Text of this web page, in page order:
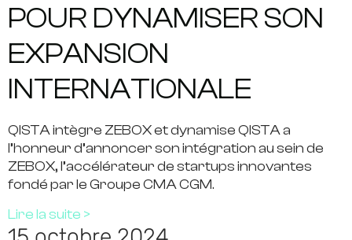
POUR DYNAMISER SON
EXPANSION
INTERNATIONALE
QISTA intègre ZEBOX et dynamise QISTA a
l’honneur d’annoncer son intégration au sein de
ZEBOX, l’accélérateur de startups innovantes
fondé par le Groupe CMA CGM.
Lire la suite >